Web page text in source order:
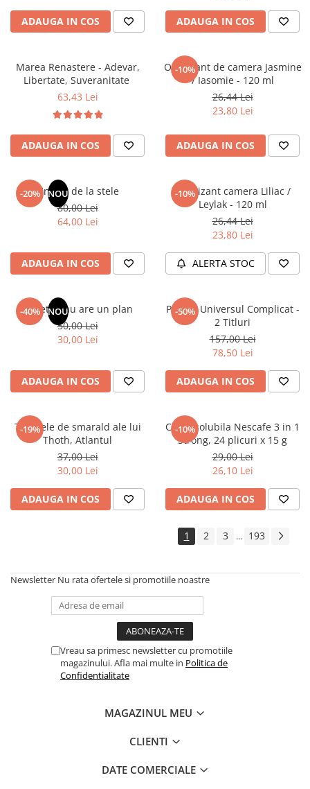
Senzatii/Thriller
Teatru
Teens Book Club
Birotica & Papetarie
Adezivi si benzi adezive
Accesorii Arhivare
Instrumente de scris
Organizare si Arhivare
Articole scolare
Arta
Caiete si Carnetele scolare
Ghiozdane si Penare scolare
Instrumente si Truse Geometrie
Seturi scolare
Calculator
Consumabile & Accesorii
Cadouri
Carti in dar
Literatura Romana
Carte Prescolara, Joc
Carti cartonate
ADAUGA IN COS ADAUGA IN COS
Marea Renastere - Adevar,
Libertate, Suveranitate
63,43 Lei
ADAUGA IN COS
-10%
Odorizant de camera Jasmine
/ Iasomie - 120 ml
26,44 Lei
23,80 Lei
ADAUGA IN COS
-20% NOU
Un dar de la stele
80,00 Lei
64,00 Lei
ADAUGA IN COS
-10%
Odorizant camera Liliac /
Leylak - 120 ml
26,44 Lei
23,80 Lei
ALERTA STOC
-40% NOU
Sufletul tau are un plan
50,00 Lei
30,00 Lei
ADAUGA IN COS
-50%
Pachet Universul Complicat -
2 Titluri
157,00 Lei
78,50 Lei
ADAUGA IN COS
-19%
Tablitele de smarald ale lui
Thoth, Atlantul
37,00 Lei
30,00 Lei
ADAUGA IN COS
-10%
Cafea solubila Nescafe 3 in 1
Strong, 24 plicuri x 15 g
29,00 Lei
26,10 Lei
ADAUGA IN COS
1 2 3 ... 193
Newsletter Nu rata ofertele si promotiile noastre
Vreau sa primesc newsletter cu promotiile
magazinului. Afla mai multe in Politica de
Confidentialitate
MAGAZINUL MEU
CLIENTI
DATE COMERCIALE